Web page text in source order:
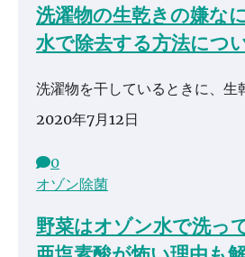
洗濯物の生乾きの嫌な
水で除去する方法につ
洗濯物を干しているときに、生
2020年7月12日
0
オゾン除菌
野菜はオゾン水で洗っ